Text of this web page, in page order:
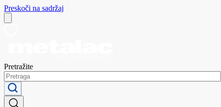
Preskoči na sadržaj
Pretražite